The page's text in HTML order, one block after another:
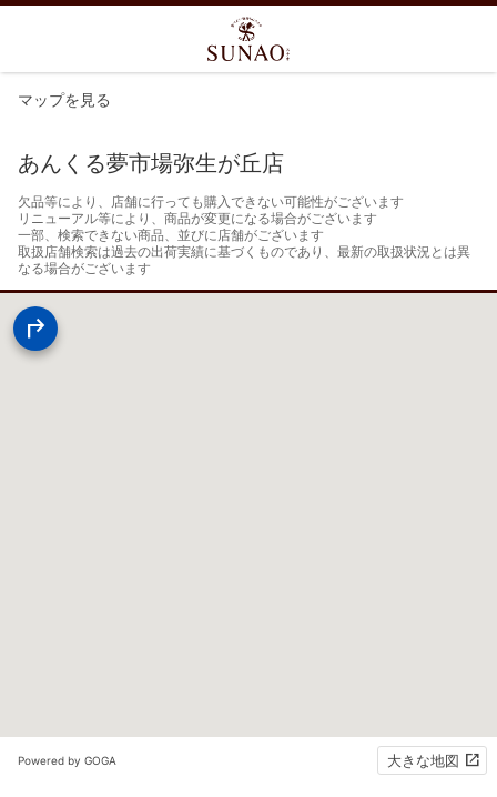
マップを見る
あんくる夢市場弥生が丘店
欠品等により、店舗に行っても購入できない可能性がございます
リニューアル等により、商品が変更になる場合がございます
一部、検索できない商品、並びに店舗がございます
取扱店舗検索は過去の出荷実績に基づくものであり、最新の取扱状況とは異
なる場合がございます
Powered by GOGA 大きな地図